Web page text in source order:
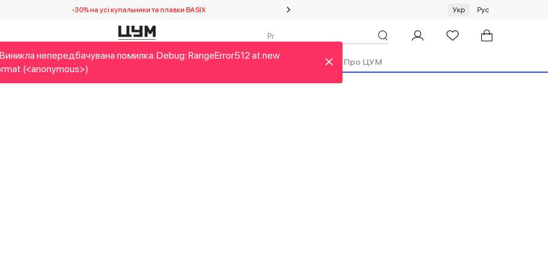
-30% на усі купальники та плавки BASIX Спеціальна пропозиція на одяг та хустки ЦУМ by GUNIA
Укр Рус
Дітям Home&Gifts Українські дизайнери Краса Бренди Аутлет Про ЦУМ
непередбачувана помилка. Debug: RangeError512 at new
(<anonymous>)